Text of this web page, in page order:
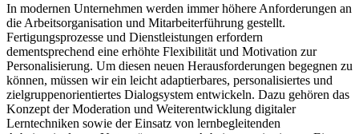
In modernen Unternehmen werden immer höhere Anforderungen an
die Arbeitsorganisation und Mitarbeiterführung gestellt.
Fertigungsprozesse und Dienstleistungen erfordern
dementsprechend eine erhöhte Flexibilität und Motivation zur
Personalisierung. Um diesen neuen Herausforderungen begegnen zu
können, müssen wir ein leicht adaptierbares, personalisiertes und
zielgruppenorientiertes Dialogsystem entwickeln. Dazu gehören das
Konzept der Moderation und Weiterentwicklung digitaler
Lerntechniken sowie der Einsatz von lernbegleitenden